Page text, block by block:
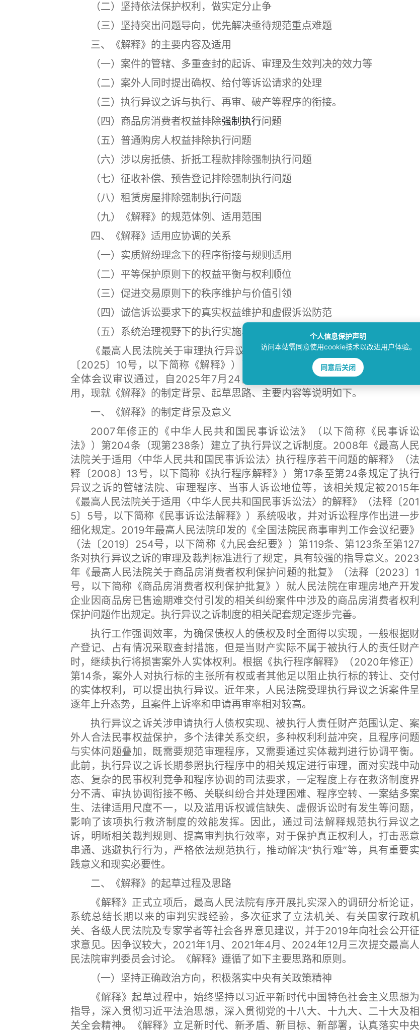
（二）坚持依法保护权利，做实定分止争
（三）坚持突出问题导向，优先解决亟待规范重点难题
三、《解释》的主要内容及适用
（一）案件的管辖、多重查封的起诉、审理及生效判决的效力等
（二）案外人同时提出确权、给付等诉讼请求的处理
（三）执行异议之诉与执行、再审、破产等程序的衔接。
（四）商品房消费者权益排除强制执行问题
（五）普通购房人权益排除执行问题
（六）涉以房抵债、折抵工程款排除强制执行问题
（七）征收补偿、预告登记排除强制执行问题
（八）租赁房屋排除强制执行问题
（九）《解释》的规范体例、适用范围
四、《解释》适用应协调的关系
（一）实质解纷理念下的程序衔接与规则适用
（二）平等保护原则下的权益平衡与权利顺位
（三）促进交易原则下的秩序维护与价值引领
（四）诚信诉讼要求下的真实权益维护和虚假诉讼防范
（五）系统治理视野下的执行实施、执行救济和关联纠纷的协作与分工
《最高人民法院关于审理执行异议之诉案件适用法律问题的解释》（法释
〔2025〕10号，以下简称《解释》）已由最高人民法院审判委员会第1938次
全体会议审议通过，自2025年7月24日起施行。为便于司法实践中理解和适
用，现就《解释》的制定背景、起草思路、主要内容等说明如下。
一、《解释》的制定背景及意义
2007年修正的《中华人民共和国民事诉讼法》（以下简称《民事诉讼
法》）第204条（现第238条）建立了执行异议之诉制度。2008年《最高人民
法院关于适用〈中华人民共和国民事诉讼法〉执行程序若干问题的解释》（法
释〔2008〕13号，以下简称《执行程序解释》）第17条至第24条规定了执行
异议之诉的管辖法院、审理程序、当事人诉讼地位等，该相关规定被2015年
《最高人民法院关于适用〈中华人民共和国民事诉讼法〉的解释》（法释〔201
5〕5号，以下简称《民事诉讼法解释》）系统吸收，并对诉讼程序作出进一步
细化规定。2019年最高人民法院印发的《全国法院民商事审判工作会议纪要》
（法〔2019〕254号，以下简称《九民会纪要》）第119条、第123条至第127
条对执行异议之诉的审理及裁判标准进行了规定，具有较强的指导意义。2023
年《最高人民法院关于商品房消费者权利保护问题的批复》（法释〔2023〕1
号，以下简称《商品房消费者权利保护批复》）就人民法院在审理房地产开发
企业因商品房已售逾期难交付引发的相关纠纷案件中涉及的商品房消费者权利
保护问题作出规定。执行异议之诉制度的相关配套规定逐步完善。
执行工作强调效率，为确保债权人的债权及时全面得以实现，一般根据财
产登记、占有情况采取查封措施，但是当财产实际不属于被执行人的责任财产
时，继续执行将损害案外人实体权利。根据《执行程序解释》（2020年修正）
第14条，案外人对执行标的主张所有权或者其他足以阻止执行标的转让、交付
的实体权利，可以提出执行异议。近年来，人民法院受理执行异议之诉案件呈
逐年上升态势，且案件上诉率和申请再审率相对较高。
执行异议之诉关涉申请执行人债权实现、被执行人责任财产范围认定、案
外人合法民事权益保护，多个法律关系交织，多种权利利益冲突，且程序问题
与实体问题叠加，既需要规范审理程序，又需要通过实体裁判进行协调平衡。
此前，执行异议之诉长期参照执行程序中的相关规定进行审理，面对实践中动
态、复杂的民事权利竞争和程序协调的司法要求，一定程度上存在救济制度界
分不清、审执协调衔接不畅、关联纠纷合并处理困难、程序空转、一案结多案
生、法律适用尺度不一，以及滥用诉权诚信缺失、虚假诉讼时有发生等问题，
影响了该项执行救济制度的效能发挥。因此，通过司法解释规范执行异议之
诉，明晰相关裁判规则、提高审判执行效率，对于保护真正权利人，打击恶意
串通、逃避执行行为，严格依法规范执行，推动解决“执行难”等，具有重要实
践意义和现实必要性。
二、《解释》的起草过程及思路
《解释》正式立项后，最高人民法院有序开展扎实深入的调研分析论证，
系统总结长期以来的审判实践经验，多次征求了立法机关、有关国家行政机
关、各级人民法院及专家学者等社会各界意见建议，并于2019年向社会公开征
求意见。因争议较大，2021年1月、2021年4月、2024年12月三次提交最高人
民法院审判委员会讨论。《解释》遵循了如下主要思路和原则。
（一）坚持正确政治方向，积极落实中央有关政策精神
《解释》起草过程中，始终坚持以习近平新时代中国特色社会主义思想为
指导，深入贯彻习近平法治思想，深入贯彻党的十八大、十九大、二十大及相
关全会精神。《解释》立足新时代、新矛盾、新目标、新部署，认真落实中央
个人信息保护声明
访问本站需同意使用cookie技术以改进用户体验。
同意后关闭